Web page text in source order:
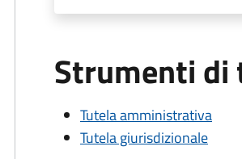
Strumenti di
Tutela amministrativa
Tutela giurisdizionale